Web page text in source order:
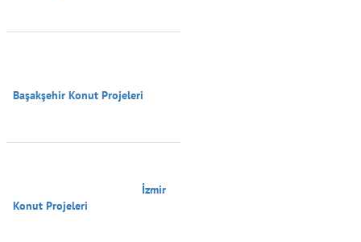
Başakşehir Konut Projeleri
Konut Projeleri